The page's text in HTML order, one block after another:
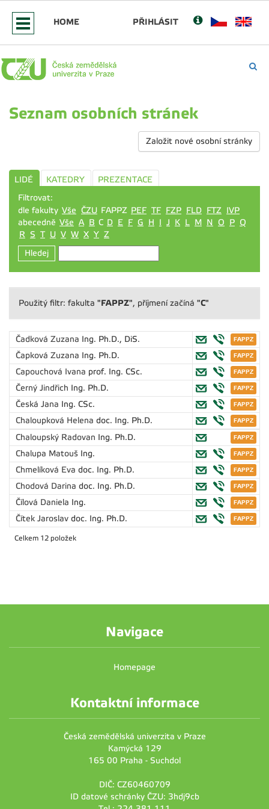
HOME PŘIHLÁSIT
Seznam osobních stránek
Založit nové osobní stránky
LIDÉ KATEDRY
PREZENTACE
Filtrovat:
dle fakulty Vše ČZU FAPPZ PEF TF FZP FLD FTZ IVP
abecedně Vše A B C D E F G H I J K L M N O P Q
R S T U V W X Y Z
Hledej
Použitý filtr: fakulta "FAPPZ", příjmení začíná "C"
Čadková Zuzana Ing. Ph.D., DiS.
Čapková Zuzana Ing. Ph.D.
Capouchová Ivana prof. Ing. CSc.
Černý Jindřich Ing. Ph.D.
Česká Jana Ing. CSc.
Chaloupková Helena doc. Ing. Ph.D.
Chaloupský Radovan Ing. Ph.D.
Chalupa Matouš Ing.
Chmelíková Eva doc. Ing. Ph.D.
Chodová Darina doc. Ing. Ph.D.
Čílová Daniela Ing.
Čítek Jaroslav doc. Ing. Ph.D.
Celkem 12 položek
Navigace
Homepage
Kontaktní informace
Česká zemědělská univerzita v Praze
Kamýcká 129
165 00 Praha - Suchdol
DIČ: CZ60460709
ID datové schránky ČZU: 3hdj9cb